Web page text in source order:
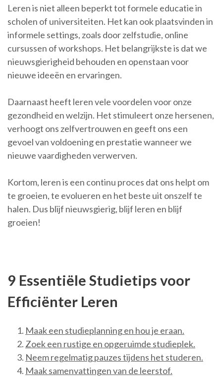
Leren is niet alleen beperkt tot formele educatie in
scholen of universiteiten. Het kan ook plaatsvinden in
informele settings, zoals door zelfstudie, online
cursussen of workshops. Het belangrijkste is dat we
nieuwsgierigheid behouden en openstaan voor
nieuwe ideeën en ervaringen.
Daarnaast heeft leren vele voordelen voor onze
gezondheid en welzijn. Het stimuleert onze hersenen,
verhoogt ons zelfvertrouwen en geeft ons een
gevoel van voldoening en prestatie wanneer we
nieuwe vaardigheden verwerven.
Kortom, leren is een continu proces dat ons helpt om
te groeien, te evolueren en het beste uit onszelf te
halen. Dus blijf nieuwsgierig, blijf leren en blijf
groeien!
9 Essentiële Studietips voor
Efficiënter Leren
Maak een studieplanning en hou je eraan.
Zoek een rustige en opgeruimde studieplek.
Neem regelmatig pauzes tijdens het studeren.
Maak samenvattingen van de leerstof.